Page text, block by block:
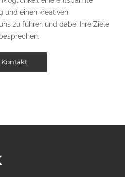
und einen kreativen
zu führen und dabei Ihre Ziele
Kontakt